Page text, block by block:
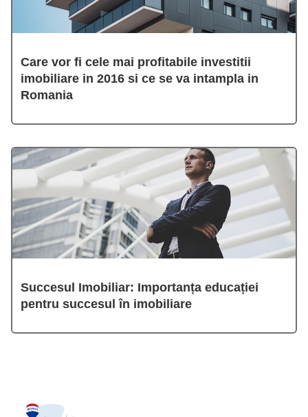
Care vor fi cele mai profitabile investitii
imobiliare in 2016 si ce se va intampla in
Romania
Succesul Imobiliar: Importanța educației
pentru succesul în imobiliare